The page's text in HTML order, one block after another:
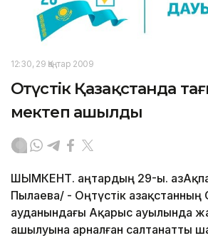
12:30, 29 Қаңтар 2009
Оңтүстік Қазақстанда
мектеп ашылды
ШЫМКЕНТ. Қаңтардың 29-ы.
Пылаева/ - Оңтүстік Қазақстанның
ауданындағы Ақарыс ауылында
ашылуына арналған салтанатты